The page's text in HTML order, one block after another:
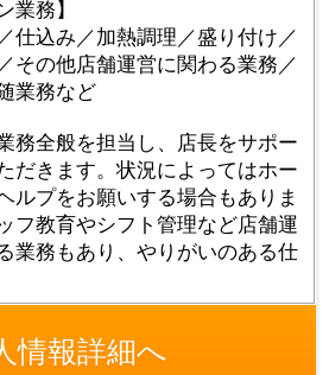
業務】
仕込み／加熱調理／盛り付け／
その他店舗運営に関わる業務／
業務など
務全般を担当し、店長をサポー
だきます。状況によってはホー
ルプをお願いする場合もありま
フ教育やシフト管理など店舗運
業務もあり、やりがいのある仕
情報詳細へ